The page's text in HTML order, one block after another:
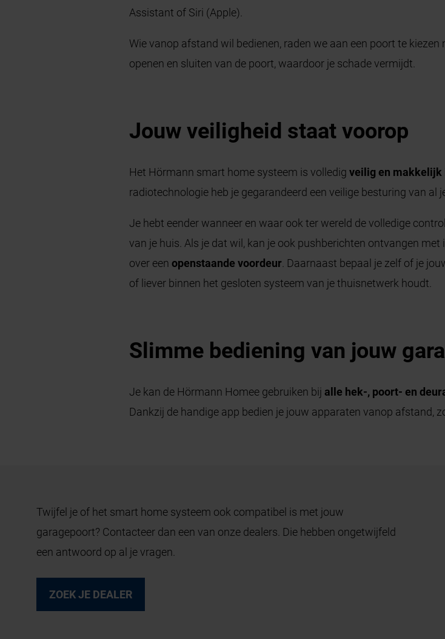
Assistant of Siri (Apple).
Wie vanop afstand wil bedienen, raden we aan een poort te
openen en sluiten van de poort, waardoor je schade vermijdt.
Jouw veiligheid staat voorop
Het Hörmann smart home systeem is volledigveilig en makkelijk
radiotechnologie heb je gegarandeerd een veilige besturing van al
Je hebt eender wanneer en waar ook ter wereld de volledige
van je huis. Als je dat wil, kan je ook pushberichten ontvangen
over eenopenstaande voordeur . Daarnaast bepaal je zelf of je
of liever binnen het gesloten systeem van je thuisnetwerk houdt.
Slimme bediening van jouw
Je kan de Hörmann Homee gebruiken bij alle hek-, poort- en
Dankzij de handige app bedien je jouw apparaten vanop afstand,
Twijfel je of het smart home systeem ook compatibel is met jouw
garagepoort? Contacteer dan een van onze dealers. Die hebben ongetwijfeld
een antwoord op al je vragen.
ZOEK JE DEALER